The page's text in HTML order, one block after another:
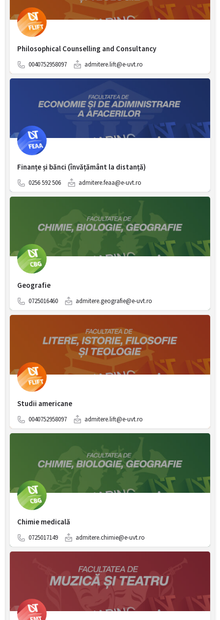
Philosophical Counselling and Consultancy
0040752958097 admitere.lift@e-uvt.ro
Finanțe și bănci (învățământ la distanță)
0256 592 506 admitere.feaa@e-uvt.ro
Geografie
0725016460 admitere.geografie@e-uvt.ro
Studii americane
0040752958097 admitere.lift@e-uvt.ro
Chimie medicală
0725017149 admitere.chimie@e-uvt.ro